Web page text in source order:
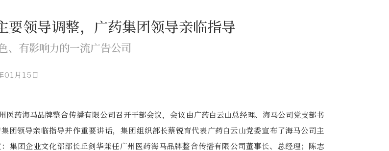
要领导调整，广药集团领导亲临指导
有影响力的一流广告公司
01月15日
医药海马品牌整合传播有限公司召开干部会议，会议由广药白云山总经理、海马公司党支部书
团领导亲临指导并作重要讲话，集团组织部长蔡锐育代表广药白云山党委宣布了海马公司主
集团企业文化部部长丘剑华兼任广州医药海马品牌整合传播有限公司董事长、总经理；陈志